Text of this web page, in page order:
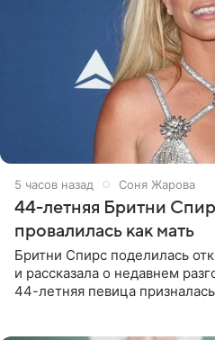
5 часов назад Соня Жарова
44-летняя Бритни
провалилась как мать
Бритни Спирс поделилась
и рассказала о недавнем
44-летняя певица